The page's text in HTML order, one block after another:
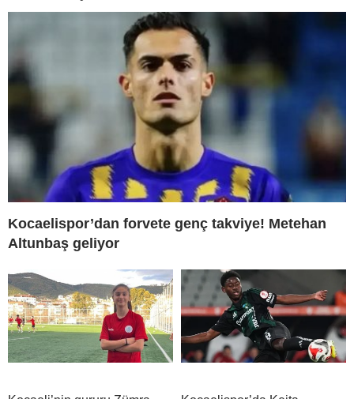
Kocaelispor’dan forvete genç takviye! Metehan
Altunbaş geliyor